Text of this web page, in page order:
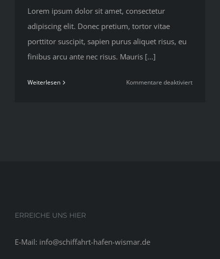
Lorem ipsum dolor sit amet, consectetur
adipiscing elit. Donec pretium, tortor vitae
porttitor suscipit, sapien purus aliquet risus, eu
finibus arcu ante nec risus. Mauris [...]
Weiterlesen Kommentare deaktiviertfür
ERREICHE UNS HIER
E-Mail: info@schiffahrt-hafen-wismar.de